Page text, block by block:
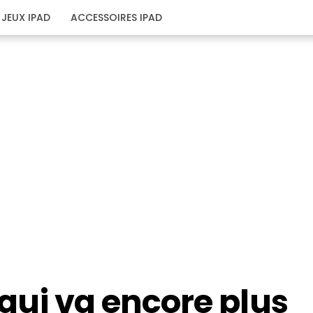
JEUX IPAD ACCESSOIRES IPAD
va encore plus